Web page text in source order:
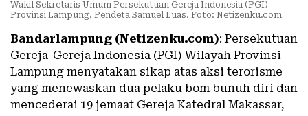
Wakil Sekretaris Umum Persekutuan Gereja Indonesia (PGI)
Provinsi Lampung, Pendeta Samuel Luas. Foto: Netizenku.com
Bandarlampung (Netizenku.com): Persekutuan
Gereja-Gereja Indonesia (PGI) Wilayah Provinsi
Lampung menyatakan sikap atas aksi terorisme
yang menewaskan dua pelaku bom bunuh diri dan
mencederai 19 jemaat Gereja Katedral Makassar,